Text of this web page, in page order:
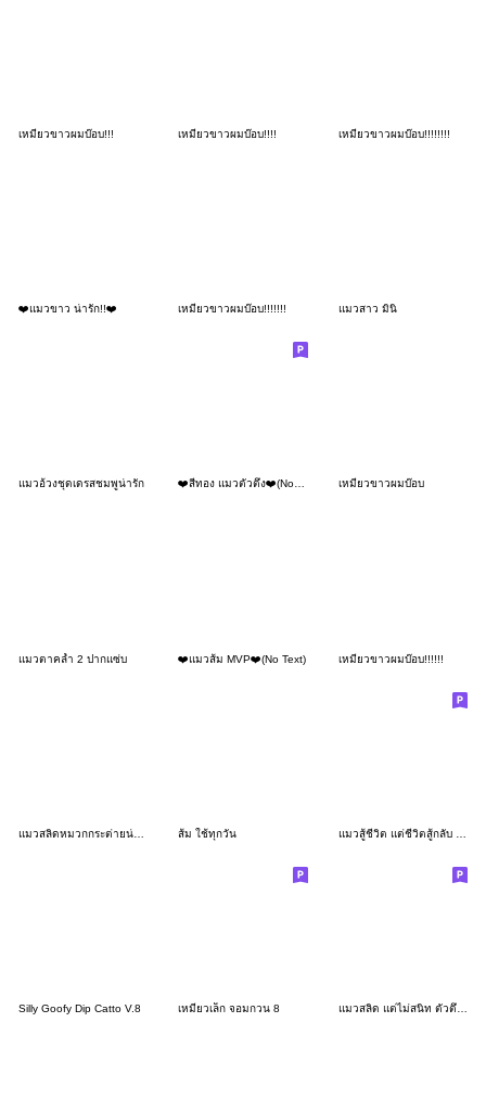
เหมียวขาวผมบ๊อบ!!! เหมียวขาวผมบ๊อบ!!!! เหมียวขาวผมบ๊อบ!!!!!!!!
❤️แมวขาว น่ารัก!!❤️ เหมียวขาวผมบ๊อบ!!!!!!! แมวสาว มินิ
แมวอ้วงชุดเดรสชมพูน่ารัก ❤️สีทอง แมวตัวตึง❤️(No Text) เหมียวขาวผมบ๊อบ
แมวตาคล้ำ 2 ปากแซ่บ ❤️แมวส้ม MVP❤️(No Text) เหมียวขาวผมบ๊อบ!!!!!!
ส้ม ใช้ทุกวัน
Silly Goofy Dip Catto V.8 เหมียวเล็ก จอมกวน 8 แมวสลิด แต่ไม่สนิท ตัวตึง (No text)